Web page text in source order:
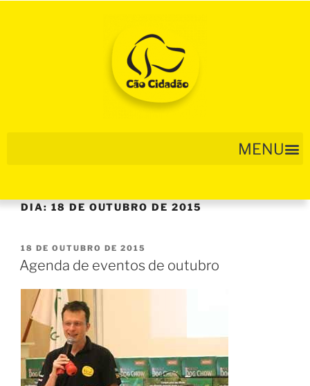
DIA:18 DE OUTUBRO DE 2015
18 DE OUTUBRO DE 2015
Agenda de eventos de outubro